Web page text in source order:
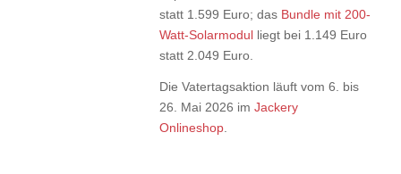
statt 1.599 Euro; das Bundle mit 200-
Watt-Solarmodulliegt bei 1.149 Euro
statt 2.049 Euro.
Die Vatertagsaktion läuft vom 6. bis
26. Mai 2026 im Jackery
Onlineshop.